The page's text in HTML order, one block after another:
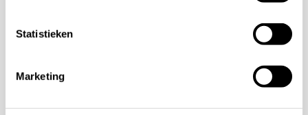
Statistieken
Marketing
info@artsloten.nl